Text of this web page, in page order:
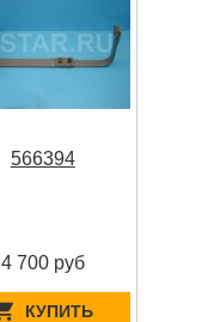
566394
4 700 руб
КУПИТЬ